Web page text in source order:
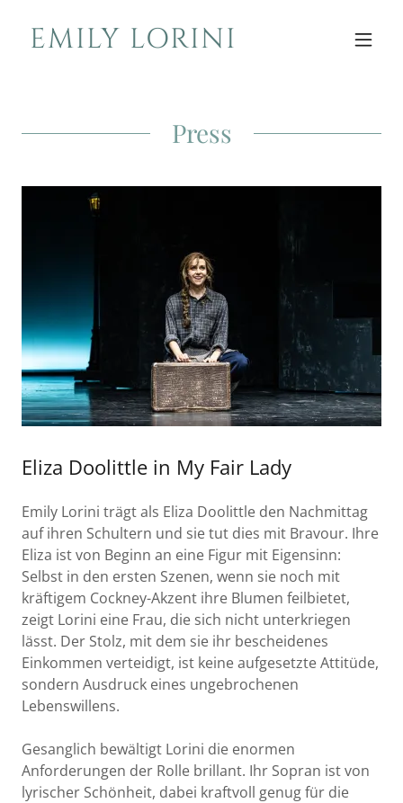
EMILY LORINI
Press
Eliza Doolittle in My Fair Lady
Emily Lorini trägt als Eliza Doolittle den Nachmittag
auf ihren Schultern und sie tut dies mit Bravour. Ihre
Eliza ist von Beginn an eine Figur mit Eigensinn:
Selbst in den ersten Szenen, wenn sie noch mit
kräftigem Cockney-Akzent ihre Blumen feilbietet,
zeigt Lorini eine Frau, die sich nicht unterkriegen
lässt. Der Stolz, mit dem sie ihr bescheidenes
Einkommen verteidigt, ist keine aufgesetzte Attitüde,
sondern Ausdruck eines ungebrochenen
Lebenswillens.
Gesanglich bewältigt Lorini die enormen
Anforderungen der Rolle brillant. Ihr Sopran ist von
lyrischer Schönheit, dabei kraftvoll genug für die